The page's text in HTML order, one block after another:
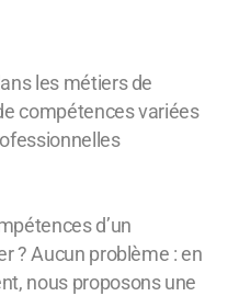
les métiers de
compétences variées
d’un
? Aucun problème : en
nous proposons une